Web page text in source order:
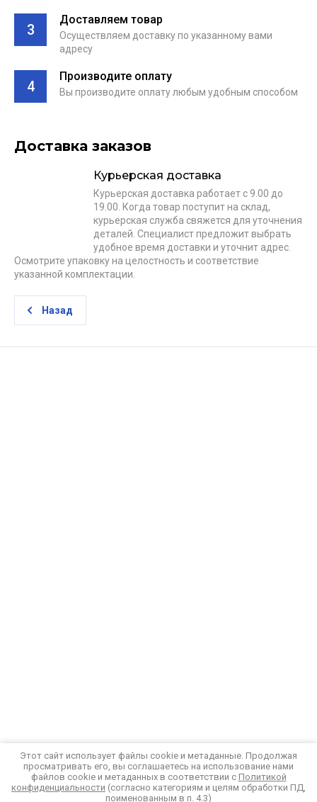
3
Доставляем товар
Осуществляем доставку по указанному вами
адресу
4
Производите оплату
Вы производите оплату любым удобным способом
Доставка заказов
Курьерская доставка
Курьерская доставка работает с 9.00 до
19.00. Когда товар поступит на склад,
курьерская служба свяжется для уточнения
деталей. Специалист предложит выбрать
удобное время доставки и уточнит адрес.
Осмотрите упаковку на целостность и соответствие
указанной комплектации.
Назад
Этот сайт использует файлы cookie и метаданные. Продолжая
просматривать его, вы соглашаетесь на использование нами
файлов cookie и метаданных в соответствии с Политикой
конфиденциальности (согласно категориям и целям обработки ПД,
поименованным в п. 4.3)